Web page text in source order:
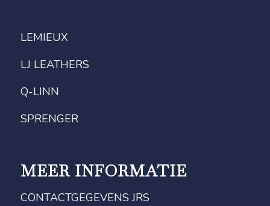
LEMIEUX
LJ LEATHERS
Q-LINN
SPRENGER
MEER INFORMATIE
CONTACTGEGEVENS JRS